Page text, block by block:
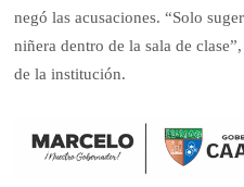
negó las acusaciones. “Solo
niñera dentro de la sala de
de la institución.